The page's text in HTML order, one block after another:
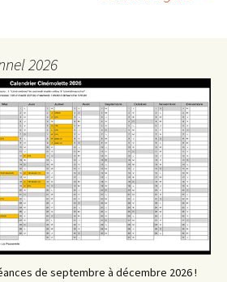
2026
de septembre à décembre 2026 !